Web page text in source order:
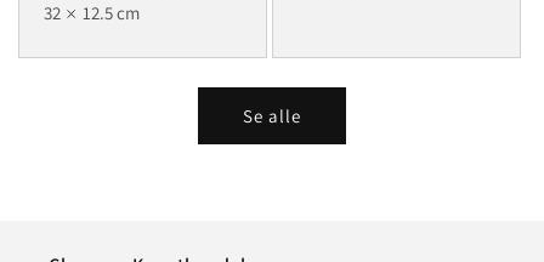
32
12.5 cm
Se alle